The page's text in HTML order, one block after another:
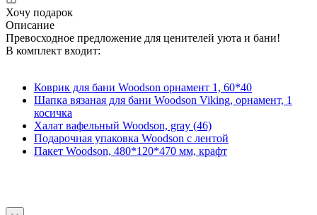
Хочу подарок
Описание
Превосходное предложение для ценителей уюта и бани!
В комплект входит:
Коврик для бани Woodson орнамент 1, 60*40
Шапка вязаная для бани Woodson Viking, орнамент, 1
косичка
Халат вафельный Woodson, gray (46)
Подарочная упаковка Woodson с лентой
Пакет Woodson, 480*120*470 мм, крафт